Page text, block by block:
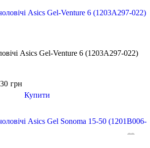
Asics Gel-Venture 6 (1203A297-022)
грн
Купити